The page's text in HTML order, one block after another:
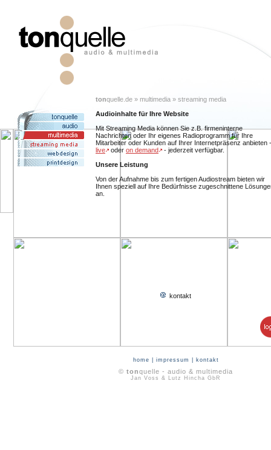
tonquelle.de » multimedia » streaming media
Audioinhalte für Ihre Website
Mit Streaming Media können Sie z.B. firmeninterne
Nachrichten oder Ihr eigenes Radioprogramm für Ihre
Mitarbeiter oder Kunden auf Ihrer Internetpräsenz anbieten -
live
oder on demand
- jederzeit verfügbar.
Unsere Leistung
Von der Aufnahme bis zum fertigen Audiostream bieten wir
Ihnen speziell auf Ihre Bedürfnisse zugeschnittene
an.
kontakt
home impressum kontakt
© tonquelle - audio & multimedia
Jan Voss & Lutz Hincha GbR